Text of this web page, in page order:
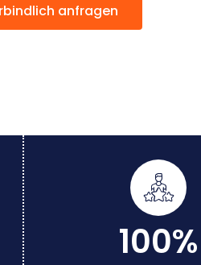
anfragen
100%